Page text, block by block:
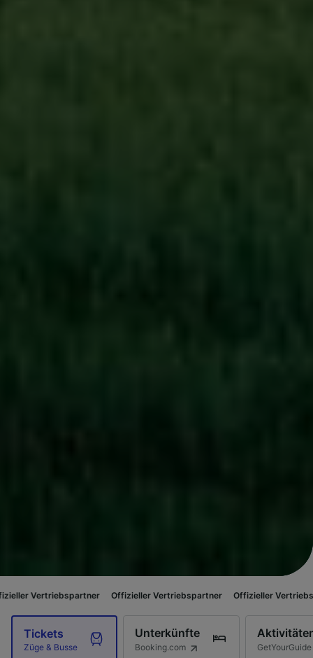
Offizieller Vertriebspartner Offizieller Vertriebspartner
Tickets
Züge & Busse
Unterkünfte
Booking.com GetYourGuide